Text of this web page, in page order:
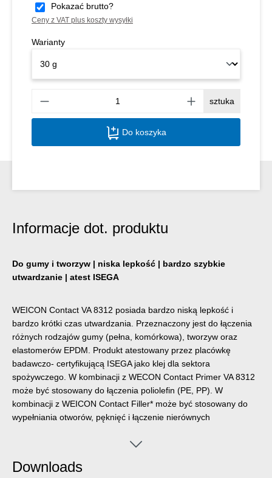
Pokazać brutto?
Ceny z VAT plus koszty wysyłki
Warianty
sztuka
Do koszyka
Informacje dot. produktu
Do gumy i tworzyw | niska lepkość | bardzo szybkie
utwardzanie | atest ISEGA
WEICON Contact VA 8312 posiada bardzo niską lepkość i
bardzo krótki czas utwardzania. Przeznaczony jest do łączenia
różnych rodzajów gumy (pełna, komórkowa), tworzyw oraz
elastomerów EPDM. Produkt atestowany przez placówkę
badawczo- certyfikującą ISEGA jako klej dla sektora
spożywczego. W kombinacji z WECON Contact Primer VA 8312
może być stosowany do łączenia poliolefin (PE, PP). W
kombinacji z WEICON Contact Filler* może być stosowany do
wypełniania otworów, pęknięć i łączenie nierównych
Downloads